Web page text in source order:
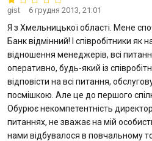
gist 6 грудня 2013, 21:01
Я з Хмельницької області. Мене
Банк відмінний! І співробітники як
відношення менеджерів, всі
оперативно, будь-який із
відповісти на всі питання,
посмішкою. Але це до першого
Обурює некомпетентність
питаннях, не зважає на мій
нами відбувалося в повчальному